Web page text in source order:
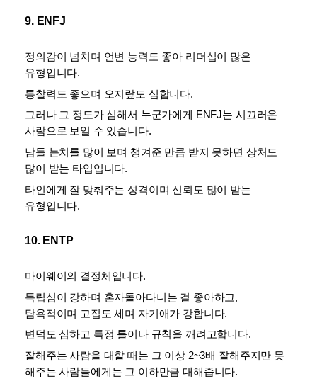
9. ENFJ
정의감이 넘치며 언변 능력도 좋아 리더십이 많은
유형입니다.
통찰력도 좋으며 오지랖도 심합니다.
그러나 그 정도가 심해서 누군가에게 ENFJ는 시끄러운
사람으로 보일 수 있습니다.
남들 눈치를 많이 보며 챙겨준 만큼 받지 못하면 상처도
많이 받는 타입입니다.
타인에게 잘 맞춰주는 성격이며 신뢰도 많이 받는
유형입니다.
10. ENTP
마이웨이의 결정체입니다.
독립심이 강하며 혼자돌아다니는 걸 좋아하고,
탐욕적이며 고집도 세며 자기애가 강합니다.
변덕도 심하고 특정 틀이나 규칙을 깨려고합니다.
잘해주는 사람을 대할 때는 그 이상 2~3배 잘해주지만 못
해주는 사람들에게는 그 이하만큼 대해줍니다.